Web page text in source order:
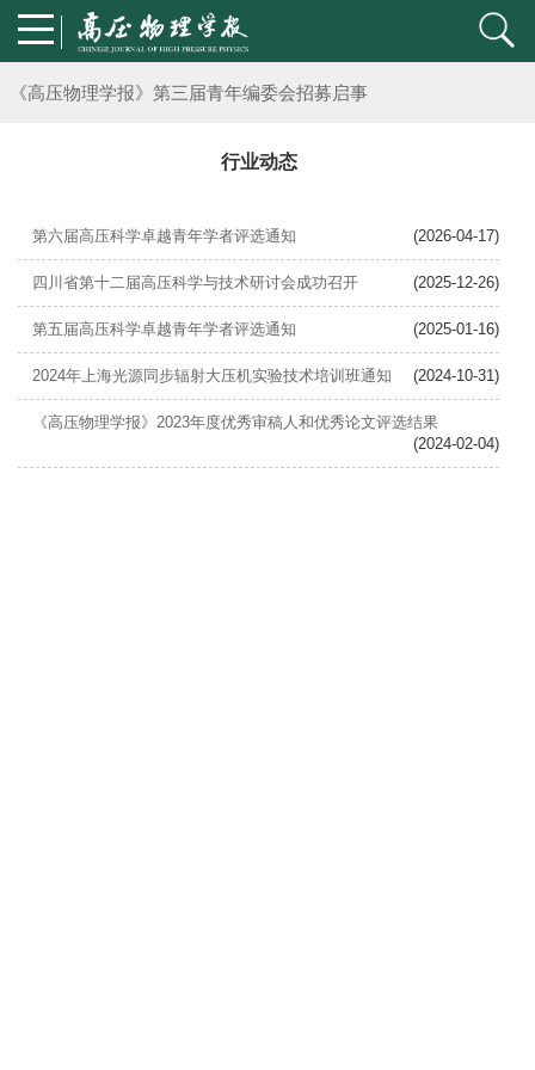
通知
《高压物理学报》第三届青年编委会招募启事
第五届高压科学卓越青年学者评选通知
2024年上海光源同步辐射大压机实验技术培训班通知
《高压物理学报》将于2025年1月由双月刊变更为月刊
动载下材料物性机器学习与高通量研究专刊征稿启事
行业动态
第六届高压科学卓越青年学者评选通知 (2026-04-17)
四川省第十二届高压科学与技术研讨会成功召开 (2025-12-26)
第五届高压科学卓越青年学者评选通知 (2025-01-16)
2024年上海光源同步辐射大压机实验技术培训班通知 (2024-10-31)
《高压物理学报》2023年度优秀审稿人和优秀论文评选结果
(2024-02-04)